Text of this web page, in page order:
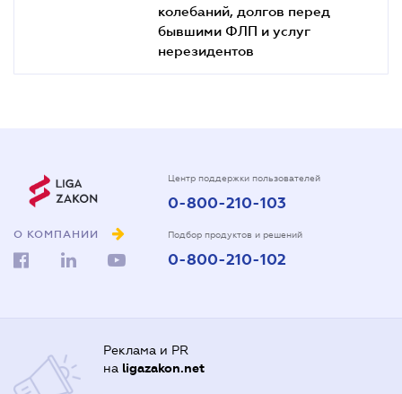
колебаний, долгов перед
бывшими ФЛП и услуг
нерезидентов
О КОМПАНИИ
Центр поддержки пользователей
0-800-210-103
Подбор продуктов и решений
0-800-210-102
Реклама и PR
на ligazakon.net